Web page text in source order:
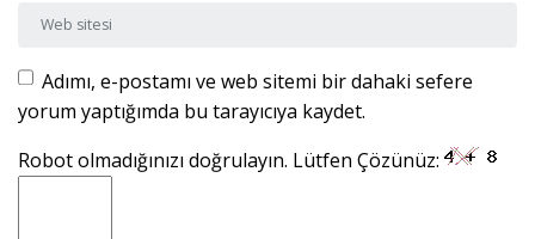
Web sitesi
Adımı, e-postamı ve web sitemi bir dahaki sefere
yorum yaptığımda bu tarayıcıya kaydet.
Robot olmadığınızı doğrulayın. Lütfen Çözünüz: